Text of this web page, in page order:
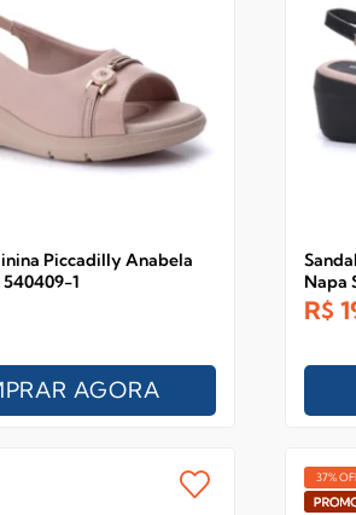
Piccadilly Anabela
1
AGORA
Napa
R$
37%